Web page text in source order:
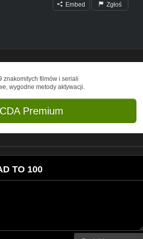
Embed Zgłoś
znakomitych filmów i seriali
wygodne metody aktywacji.
Premium
TO 100